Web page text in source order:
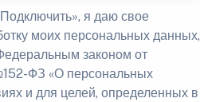
я даю свое
моих персональных данных,
законом от
ФЗ «О персональных
и для целей, определенных в